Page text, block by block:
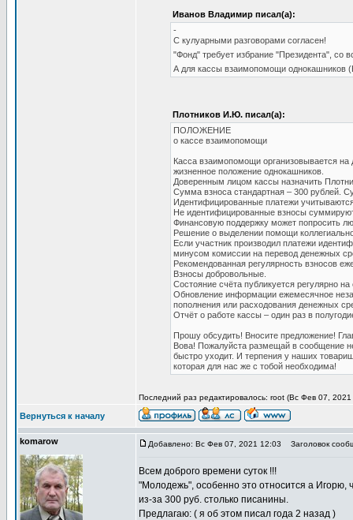
Иванов Владимир писал(а):
-
С кулуарными разговорами согласен!
"Фонд" требует избрание "Президента",
А для кассы взаимопомощи однокашников
Плотников И.Ю. писал(а):
ПОЛОЖЕНИЕ
о кассе взаимопомощи
Касса взаимопомощи организовывается
жизненное положение однокашников.
Доверенным лицом кассы назначить
Сумма взноса стандартная – 300 рублей.
Идентифицированные платежи
Не идентифицированные взносы
Финансовую поддержку может попросить
Решение о выделении помощи
Если участник производил платежи
минусом комиссии на перевод денежных
Рекомендованная регулярность взносов
Взносы добровольные.
Состояние счёта публикуется регулярно
Обновление информации ежемесячное
пополнения или расходования денежных
Отчёт о работе кассы – один раз в
Прошу обсудить! Вносите предложение!
Вова! Пожалуйста размещай в сообщение
быстро уходит. И терпения у наших
которая для нас же с тобой необходима!
Последний раз редактировалось: root (Вс Фев 07, 2021
Вернуться к началу
komarow Добавлено: Вс Фев 07, 2021 12:03 Заголовок
Всем доброго времени суток !!!
"Молодежь", особенно это относится а Игорю,
из-за 300 руб. столько писанины.
Предлагаю: ( я об этом писал года 2 назад )